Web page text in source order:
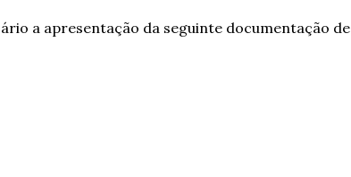
a apresentação da seguinte documentação de